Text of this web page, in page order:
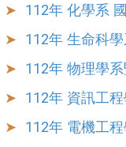
112年 化學系
112年 生命科
112年 物理學
112年 資訊工
112年 電機工